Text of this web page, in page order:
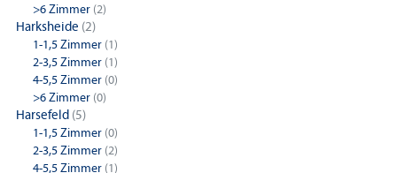
>6 Zimmer (2)
Harksheide (2)
1-1,5 Zimmer (1)
2-3,5 Zimmer (1)
4-5,5 Zimmer (0)
>6 Zimmer (0)
Harsefeld (5)
1-1,5 Zimmer (0)
2-3,5 Zimmer (2)
4-5,5 Zimmer (1)